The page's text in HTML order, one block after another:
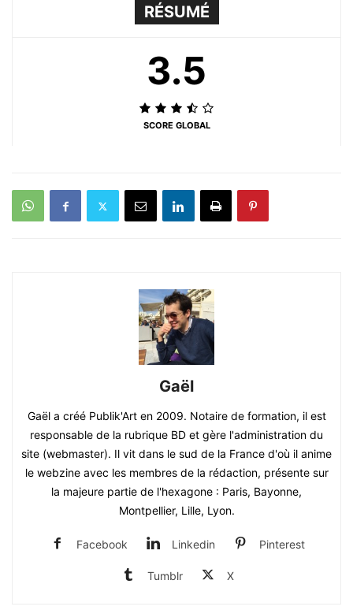
RÉSUMÉ
3.5
SCORE GLOBAL
Gaël
Gaël a créé Publik'Art en 2009. Notaire de formation, il est
responsable de la rubrique BD et gère l'administration du
site (webmaster). Il vit dans le sud de la France d'où il anime
le webzine avec les membres de la rédaction, présente sur
la majeure partie de l'hexagone : Paris, Bayonne,
Montpellier, Lille, Lyon.
Facebook Linkedin Pinterest
Tumblr X